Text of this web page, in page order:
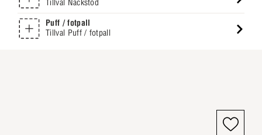
Puff / fotpall
Tillval Puff / fotpall